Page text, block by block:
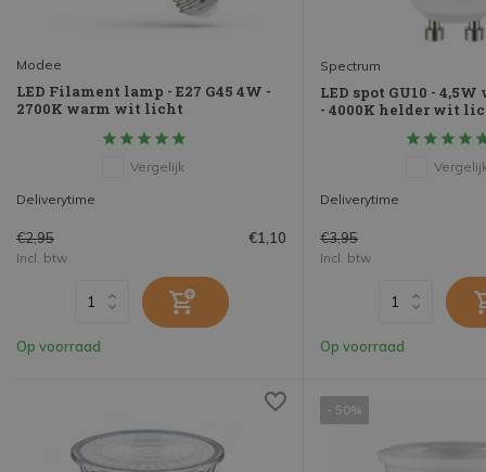
Modee
LED Filament lamp - E27 G45 4W -
2700K warm wit licht
Vergelijk
Deliverytime
€2,95 €1,10
Incl. btw
Op voorraad
Spectrum
LED spot GU10 -
- 4000K helder wit
Deliverytime
€3,95
Incl. btw
Op voorraad
- 50%